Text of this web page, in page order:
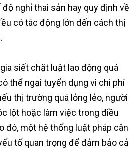
độ nghỉ thai sản hay quy định về
có tác động lớn đến cách thị
siết chặt luật lao động quá
thể ngại tuyển dụng vì chi phí
thị trường quá lỏng lẻo, người
lột hoặc làm việc trong điều
đó, một hệ thống luật pháp cân
tố quan trọng để đảm bảo cả